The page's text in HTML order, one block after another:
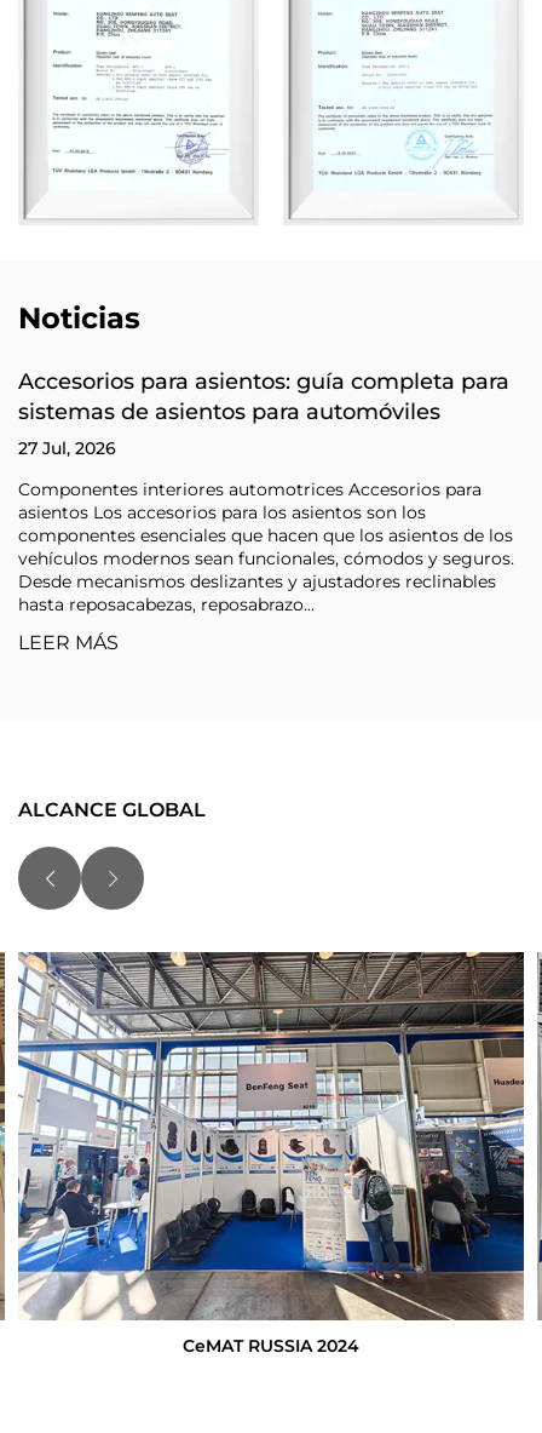
Noticias
Accesorios para asientos: guía completa para
sistemas de asientos para automóviles
27 Jul, 2026
Componentes interiores automotrices Accesorios para
asientos Los accesorios para los asientos son los
componentes esenciales que hacen que los asientos de los
vehículos modernos sean funcionales, cómodos y seguros.
Desde mecanismos deslizantes y ajustadores reclinables
hasta reposacabezas, reposabrazo...
LEER MÁS
ALCANCE GLOBAL
CeMAT RUSSIA 2024